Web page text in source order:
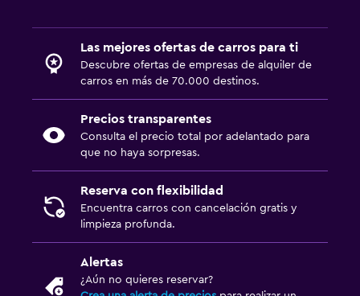
Las mejores ofertas de carros para ti
Descubre ofertas de empresas de alquiler de
carros en más de 70.000 destinos.
Precios transparentes
Consulta el precio total por adelantado para
que no haya sorpresas.
Reserva con flexibilidad
Encuentra carros con cancelación gratis y
limpieza profunda.
Alertas
¿Aún no quieres reservar?